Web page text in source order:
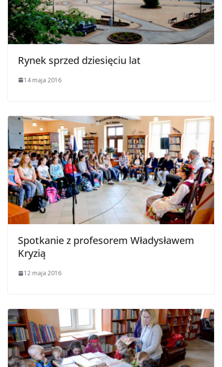
Rynek sprzed dziesięciu lat
14 maja 2016
Spotkanie z profesorem Władysławem
Kryzią
12 maja 2016